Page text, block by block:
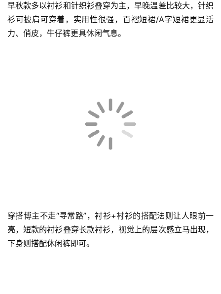
早秋款多以衬衫和针织衫叠穿为主，早晚温差比较大，针织
衫可披肩可穿着，实用性很强，百褶短裙/A字短裙更显活
力、俏皮，牛仔裤更具休闲气息。
穿搭博主不走“寻常路”，衬衫+衬衫的搭配法则让人眼前一
亮，短款的衬衫叠穿长款衬衫，视觉上的层次感立马出现，
下身则搭配休闲裤即可。